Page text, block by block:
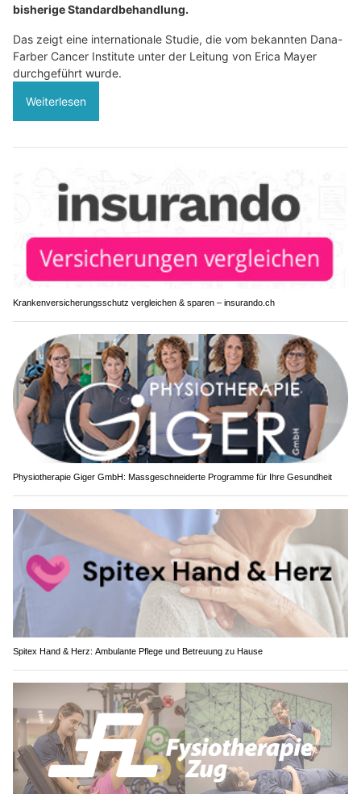
bisherige Standardbehandlung.
Das zeigt eine internationale Studie, die vom bekannten Dana-
Farber Cancer Institute unter der Leitung von Erica Mayer
durchgeführt wurde.
Weiterlesen
Krankenversicherungsschutz vergleichen & sparen – insurando.ch
Physiotherapie Giger GmbH: Massgeschneiderte Programme für Ihre Gesundheit
Spitex Hand & Herz: Ambulante Pflege und Betreuung zu Hause